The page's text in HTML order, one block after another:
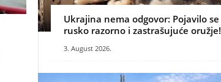
Ukrajina nema odgovor: Pojavilo se
rusko razorno i zastrašujuće oružje!
3. August 2026.